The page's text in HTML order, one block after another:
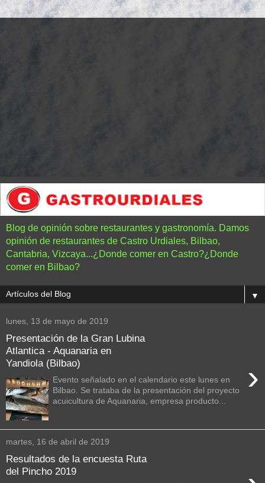
Blog de opinión sobre restaurantes y gastronomía. Damos
opinión de restaurantes de Castro Urdiales, Bilbao,
Cantabria, Vizcaya...¿Donde comer en Castro?¿Donde
comer en Bilbao?
▼
lunes, 13 de mayo de 2019
Presentación de la Gran Lubina
Atlantica - Aquanaria en
Yandiola (Bilbao)
›
Evento señalado en el calendario este lunes en
Bilbao. Se trataba de la presentación del proyecto
acuicultura de Aquanaria, empresa producto...
martes, 16 de abril de 2019
Resultados de la encuesta Ruta
del Pincho 2019